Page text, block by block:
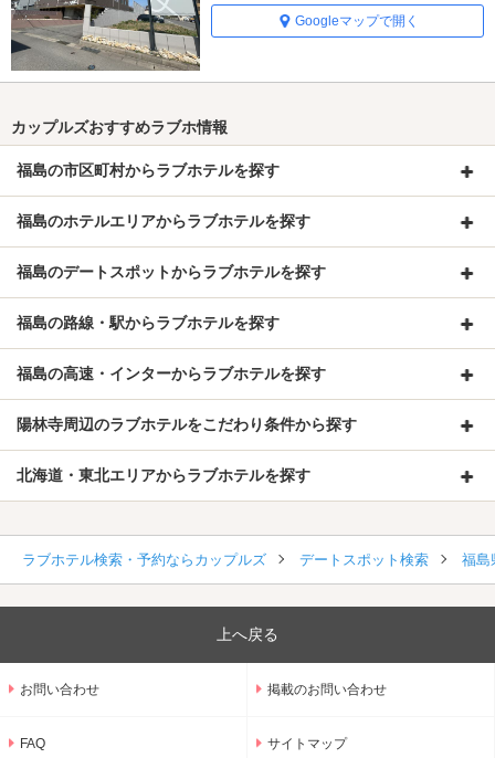
Googleマップで開く
カップルズおすすめラブホ情報
福島の市区町村からラブホテルを探す
福島のホテルエリアからラブホテルを探す
福島のデートスポットからラブホテルを探す
福島の路線・駅からラブホテルを探す
福島の高速・インターからラブホテルを探す
陽林寺周辺のラブホテルをこだわり条件から探す
北海道・東北エリアからラブホテルを探す
ラブホテル検索・予約ならカップルズ デートスポット検索 福島
上へ戻る
お問い合わせ 掲載のお問い合わせ
FAQ サイトマップ